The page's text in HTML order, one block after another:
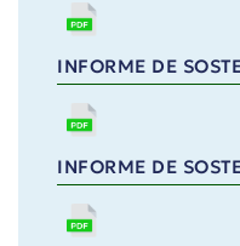
INFORME DE
INFORME DE